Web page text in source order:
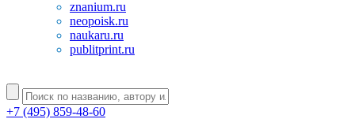
znanium.ru
neopoisk.ru
naukaru.ru
publitprint.ru
+7 (495) 859-48-60